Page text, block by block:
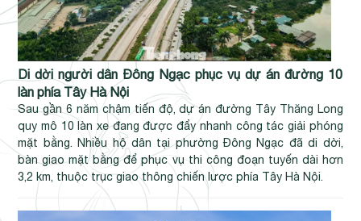
Di dời người dân Đông Ngạc phục vụ dự án đường 10
làn phía Tây Hà Nội
Sau gần 6 năm chậm tiến độ, dự án đường Tây Thăng Long
quy mô 10 làn xe đang được đẩy nhanh công tác giải phóng
mặt bằng. Nhiều hộ dân tại phường Đông Ngạc đã di dời,
bàn giao mặt bằng để phục vụ thi công đoạn tuyến dài hơn
3,2 km, thuộc trục giao thông chiến lược phía Tây Hà Nội.